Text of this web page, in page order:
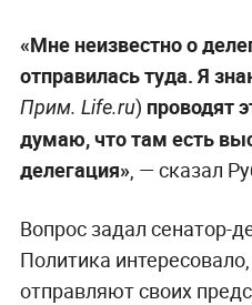
«Мне неизвестно о
отправилась туда. Я
Прим. Life.ru) проводят
думаю, что там есть
делегация», — сказал
Вопрос задал сенатор-
Политика
отправляют своих